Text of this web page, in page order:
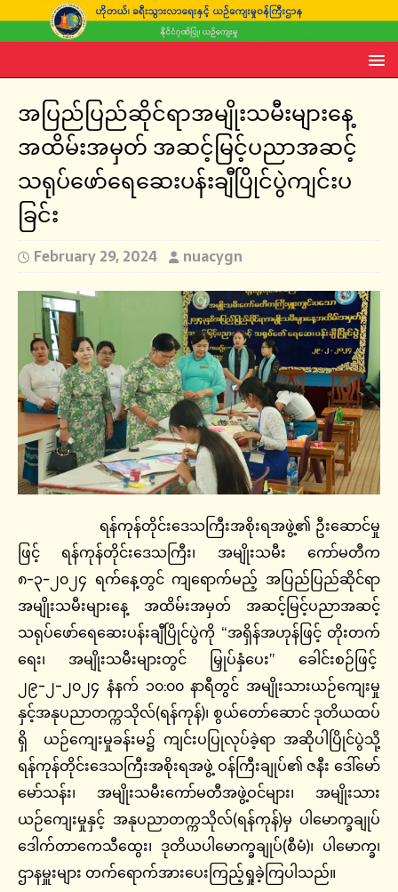
အပြည်ပြည်ဆိုင်ရာအမျိုးသမီးများနေ့
အထိမ်းအမှတ် အဆင့်မြင့်ပညာအဆင့်
သရုပ်ဖော်ရေဆေးပန်းချီပြိုင်ပွဲကျင်းပ
ခြင်း
February 29, 2024 nuacygn
ရန်ကုန်တိုင်းဒေသကြီးအစိုးရအဖွဲ့၏ ဦးဆောင်မှု
ဖြင့် ရန်ကုန်တိုင်းဒေသကြီး၊ အမျိုးသမီး ကော်မတီက
၈-၃-၂၀၂၄ ရက်နေ့တွင် ကျရောက်မည့် အပြည်ပြည်ဆိုင်ရာ
အမျိုးသမီးများနေ့ အထိမ်းအမှတ် အဆင့်မြင့်ပညာအဆင့်
သရုပ်ဖော်ရေဆေးပန်းချီပြိုင်ပွဲကို “အရှိန်အဟုန်ဖြင့် တိုးတက်
ရေး၊ အမျိုးသမီးများတွင် မြှုပ်နှံပေး” ခေါင်းစဉ်ဖြင့်
၂၉-၂-၂၀၂၄ နံနက် ၁၀:၀၀ နာရီတွင် အမျိုးသားယဉ်ကျေးမှု
နှင့်အနုပညာတက္ကသိုလ်(ရန်ကုန်)၊ စွယ်တော်ဆောင် ဒုတိယထပ်
ရှိ ယဉ်ကျေးမှုခန်းမ၌ ကျင်းပပြုလုပ်ခဲ့ရာ အဆိုပါပြိုင်ပွဲသို့
ရန်ကုန်တိုင်းဒေသကြီးအစိုးရအဖွဲ့ ဝန်ကြီးချုပ်၏ ဇနီး ဒေါ်မော်
မော်သန်း၊ အမျိုးသမီးကော်မတီအဖွဲ့ဝင်များ၊ အမျိုးသား
ယဉ်ကျေးမှုနှင့် အနုပညာတက္ကသိုလ်(ရန်ကုန်)မှ ပါမောက္ခချုပ်
ဒေါက်တာကေသီထွေး၊ ဒုတိယပါမောက္ခချုပ်(စီမံ)၊ ပါမောက္ခ၊
ဌာနမှူးများ တက်ရောက်အားပေးကြည့်ရှုခဲ့ကြပါသည်။